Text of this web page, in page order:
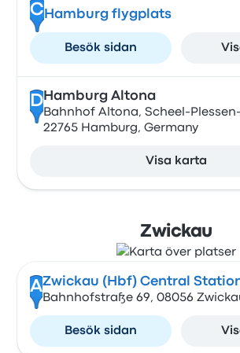
C Hamburg flygplats
Besök sidan
DHamburg Altona
Bahnhof Altona, Scheel-Plessen-
22765 Hamburg, Germany
Visa karta
Zwickau
AZwickau (Hbf) Central
Bahnhofstraße 69, 08056
Besök sidan